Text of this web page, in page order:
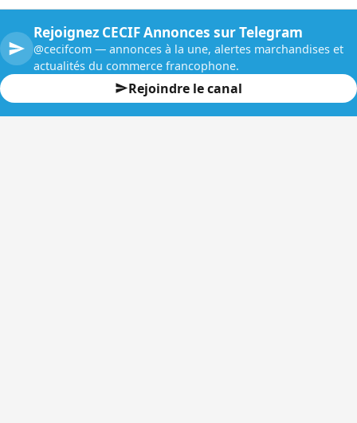
Rejoignez CECIF Annonces sur Telegram
@cecifcom — annonces à la une, alertes marchandises et
actualités du commerce francophone.
Rejoindre le canal